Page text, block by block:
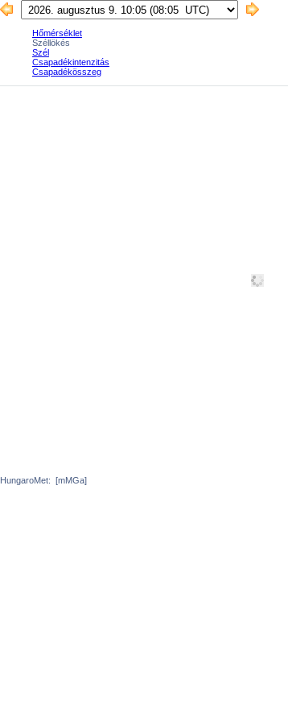
Hőmérséklet
Széllökés
Szél
Csapadékintenzitás
Csapadékösszeg
HungaroMet: [mMGa]